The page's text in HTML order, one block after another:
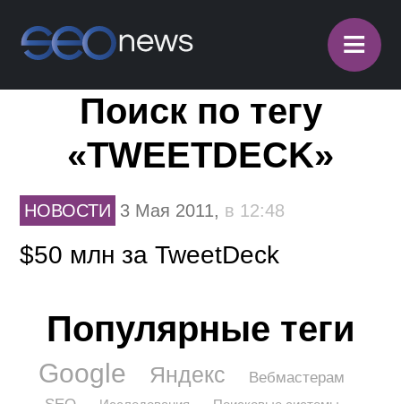
≡
Поиск по тегу
«TWEETDECK»
НОВОСТИ 3 Мая 2011, в 12:48
$50 млн за TweetDeck
Популярные теги
Google Яндекс
Вебмастерам